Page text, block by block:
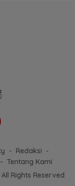
Redaksi
Tentang Kami
Rights Reserved